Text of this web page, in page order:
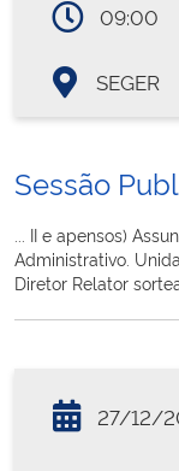
09:00
SEGER
Sessão
... II e apensos)
Administrativo.
Diretor Relator
27/12/